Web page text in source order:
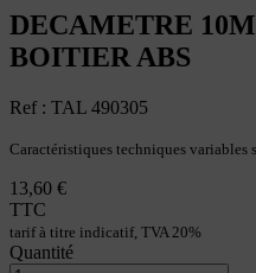
DECAMETRE
BOITIER ABS
Ref : TAL 490305
Caractéristiques techniques variables
13,60 €
TTC
tarif à titre indicatif, TVA 20%
Quantité